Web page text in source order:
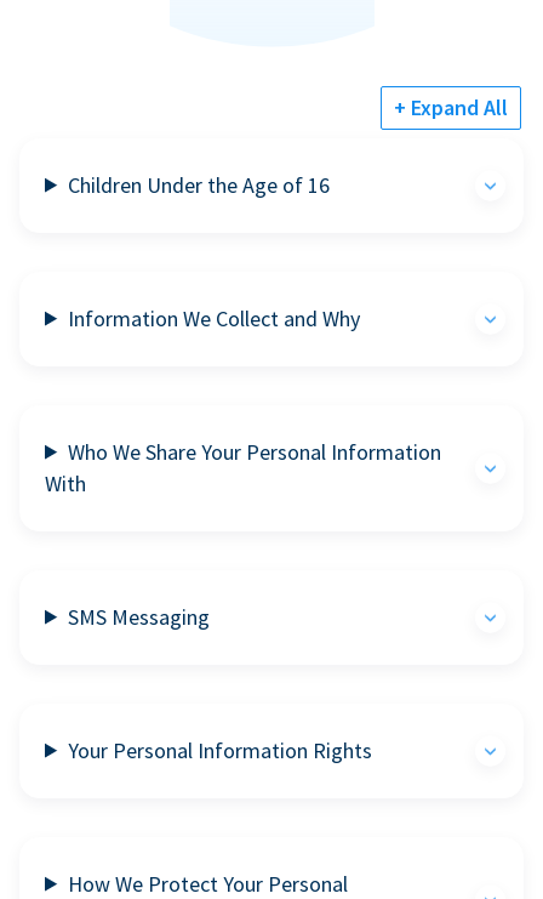
+ Expand All
Children Under the Age of 16
Information We Collect and Why
Who We Share Your Personal Information
With
SMS Messaging
Your Personal Information Rights
How We Protect Your Personal